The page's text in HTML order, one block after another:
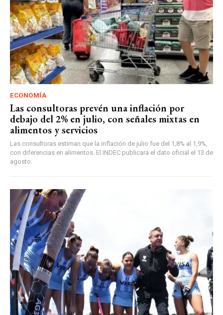
ECONOMÍA
Las consultoras prevén una inflación por
debajo del 2% en julio, con señales mixtas en
alimentos y servicios
Las consultoras estiman que la inflación de julio fue del 1,8% al 1,9%,
con diferencias en alimentos. El INDEC publicará el dato oficial el 13 de
agosto.